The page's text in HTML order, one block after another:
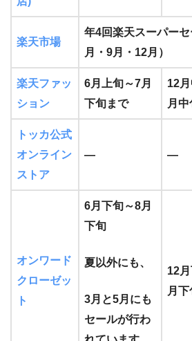
楽天市場
年4回楽天スーパー
月・9月・12月）
楽天ファッ
ション
6月上旬～7月
下旬まで
12
月
トッカ公式
オンライン
ストア
― ―
オンワード
クローゼッ
ト
6月下旬～8月
下旬
夏以外にも、
3月と5月にも
セールが行わ
12
月下